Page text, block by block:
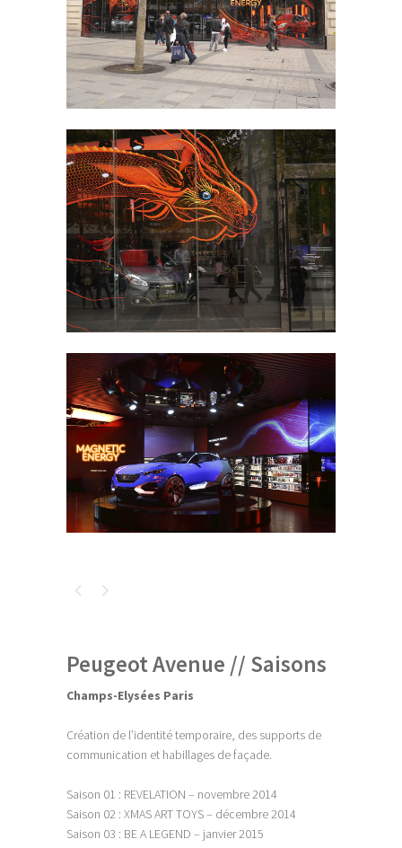
Peugeot Avenue // Saisons
Champs-Elysées Paris
Création de l’identité temporaire, des supports de
communication et habillages de façade.
Saison 01 : REVELATION – novembre 2014
Saison 02 : XMAS ART TOYS – décembre 2014
Saison 03 : BE A LEGEND – janvier 2015